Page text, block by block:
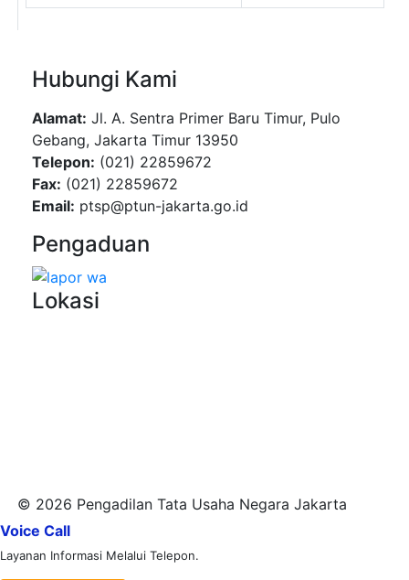
Hubungi Kami
Alamat: Jl. A. Sentra Primer Baru Timur, Pulo
Gebang, Jakarta Timur 13950
Telepon: (021) 22859672
Fax: (021) 22859672
Email: ptsp@ptun-jakarta.go.id
Pengaduan
Lokasi
© 2026 Pengadilan Tata Usaha Negara Jakarta
Voice Call
Layanan Informasi Melalui Telepon.